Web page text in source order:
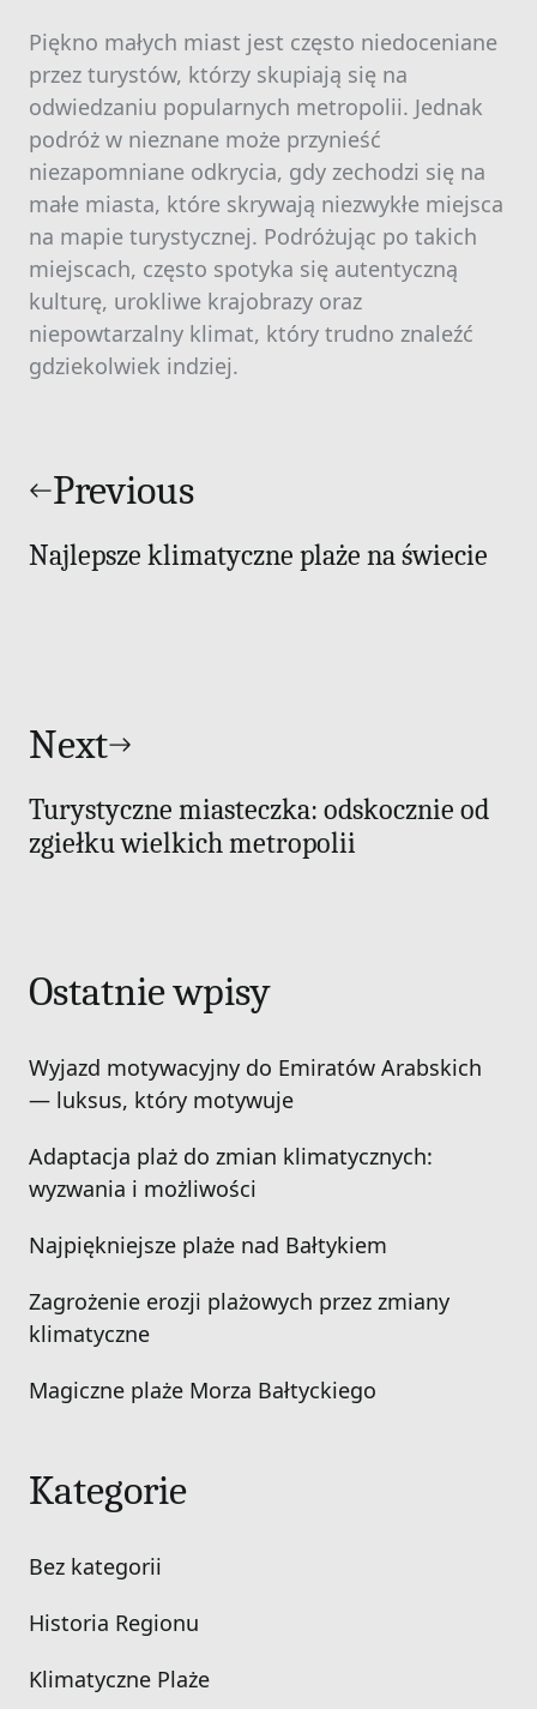
Piękno małych miast jest często niedoceniane
przez turystów, którzy skupiają się na
odwiedzaniu popularnych metropolii. Jednak
podróż w nieznane może przynieść
niezapomniane odkrycia, gdy zechodzi się na
małe miasta, które skrywają niezwykłe miejsca
na mapie turystycznej. Podróżując po takich
miejscach, często spotyka się autentyczną
kulturę, urokliwe krajobrazy oraz
niepowtarzalny klimat, który trudno znaleźć
gdziekolwiek indziej.
wpisu
Previous
Najlepsze klimatyczne plaże na świecie
Next
Turystyczne miasteczka: odskocznie od
zgiełku wielkich metropolii
Ostatnie wpisy
Wyjazd motywacyjny do Emiratów Arabskich
— luksus, który motywuje
Adaptacja plaż do zmian klimatycznych:
wyzwania i możliwości
Najpiękniejsze plaże nad Bałtykiem
Zagrożenie erozji plażowych przez zmiany
klimatyczne
Magiczne plaże Morza Bałtyckiego
Kategorie
Bez kategorii
Historia Regionu
Klimatyczne Plaże